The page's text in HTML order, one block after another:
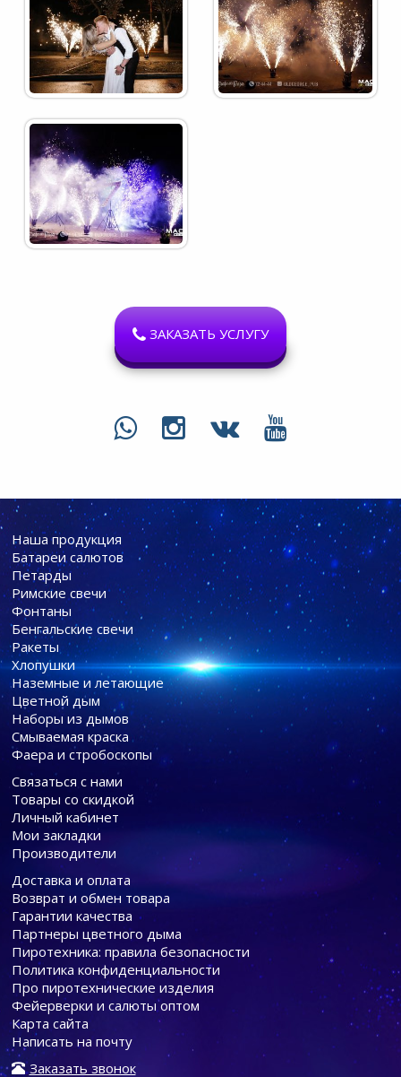
ЗАКАЗАТЬ УСЛУГУ
Наша продукция
Батареи cалютов
Петарды
Римские свечи
Фонтаны
Бенгальские свечи
Ракеты
Хлопушки
Наземные и летающие
Цветной дым
Наборы из дымов
Смываемая краска
Фаера и стробоскопы
Связаться с нами
Товары со скидкой
Личный кабинет
Мои закладки
Производители
Доставка и оплата
Возврат и обмен товара
Гарантии качества
Партнеры цветного дыма
Пиротехника: правила безопасности
Политика конфиденциальности
Про пиротехнические изделия
Фейерверки и салюты оптом
Карта сайта
Написать на почту
Заказать звонок